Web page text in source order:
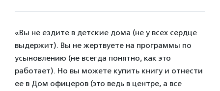
«Вы не ездите в детские дома (не у всех сердце
выдержит). Вы не жертвуете на программы по
усыновлению (не всегда понятно, как это
работает). Но вы можете купить книгу и отнести
ее в Дом офицеров (это ведь в центре, а все